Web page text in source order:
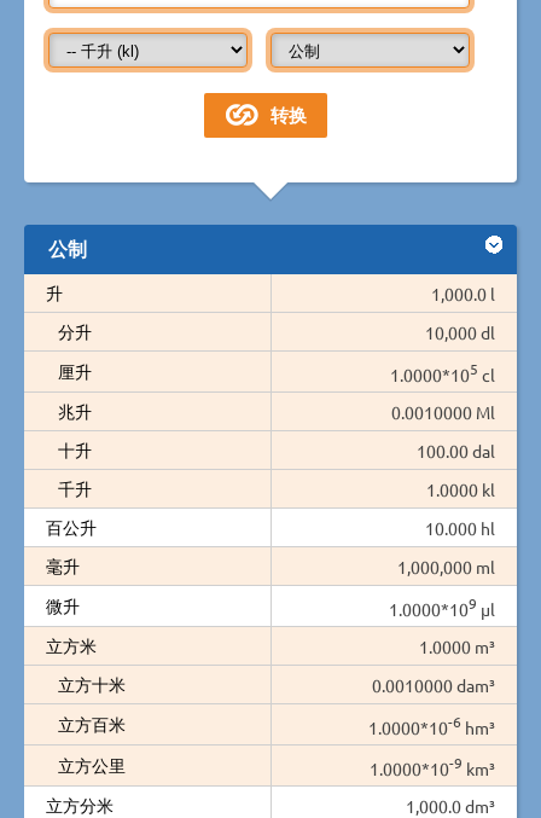
公制
升
1,000.0 l
分升
10,000 dl
厘升
1.0000*105 cl
兆升
0.0010000 Ml
十升
100.00 dal
千升
1.0000 kl
百公升
10.000 hl
毫升
1,000,000 ml
微升
1.0000*109 µl
立方米
1.0000 m³
立方十米
0.0010000 dam³
立方百米
1.0000*10-6 hm³
立方公里
1.0000*10-9 km³
立方分米
1,000.0 dm³